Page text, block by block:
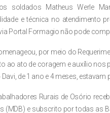
soldados Matheus Werle
e técnica no atendimento
Portal Formagio não pode
por meio do
ao ato de coragem e auxílio
de 1 ano e 4 meses,
Rurais de Osório
(MDB) e subscrito por todas as